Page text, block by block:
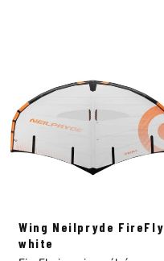
Wing Neilpryde FireFly
white